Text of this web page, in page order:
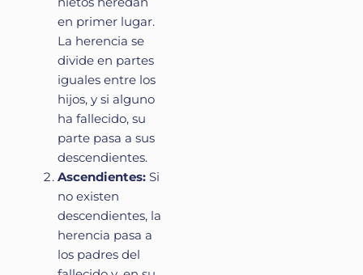
en primer lugar.
La herencia se
divide en partes
iguales entre los
hijos, y si alguno
ha fallecido, su
parte pasa a sus
descendientes.
Ascendientes:Si
no existen
descendientes, la
herencia pasa a
los padres del